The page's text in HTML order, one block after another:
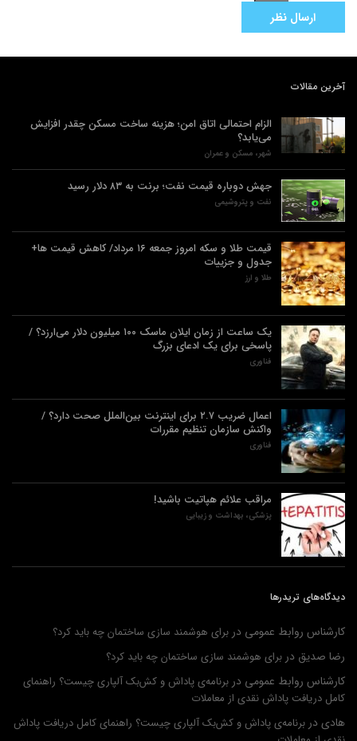
آخرین مقالات
الزام احتمالی اتاق امن؛ هزینه ساخت مسکن چقدر افزایش
می‌یابد؟
شهر، مسکن و عمران
جهش دوباره قیمت نفت؛ برنت به ۸۳ دلار رسید
نفت و پتروشیمی
قیمت طلا و سکه امروز جمعه ۱۶ مرداد/ کاهش قیمت ها+
جدول و جزییات
طلا و ارز
یک ساعت از زمان ایلان ماسک ۱۰۰ میلیون دلار می‌ارزد؟ /
پاسخی برای یک ادعای بزرگ
فناوری
اعمال ضریب ۲.۷ برای اینترنت بین‌الملل صحت دارد؟ /
واکنش سازمان تنظیم مقررات
فناوری
مراقب علائم هپاتیت باشید!
پزشکی، بهداشت و زیبایی
دیدگاه‌های تریدرها
کارشناس روابط عمومی در برای هوشمند سازی ساختمان چه باید کرد؟
رضا صدیق در برای هوشمند سازی ساختمان چه باید کرد؟
کارشناس روابط عمومی در برنامه‌ی پاداش و کش‌بک آلپاری چیست؟ راهنمای
کامل دریافت پاداش نقدی از معاملات
هادی در برنامه‌ی پاداش و کش‌بک آلپاری چیست؟ راهنمای کامل دریافت پاداش